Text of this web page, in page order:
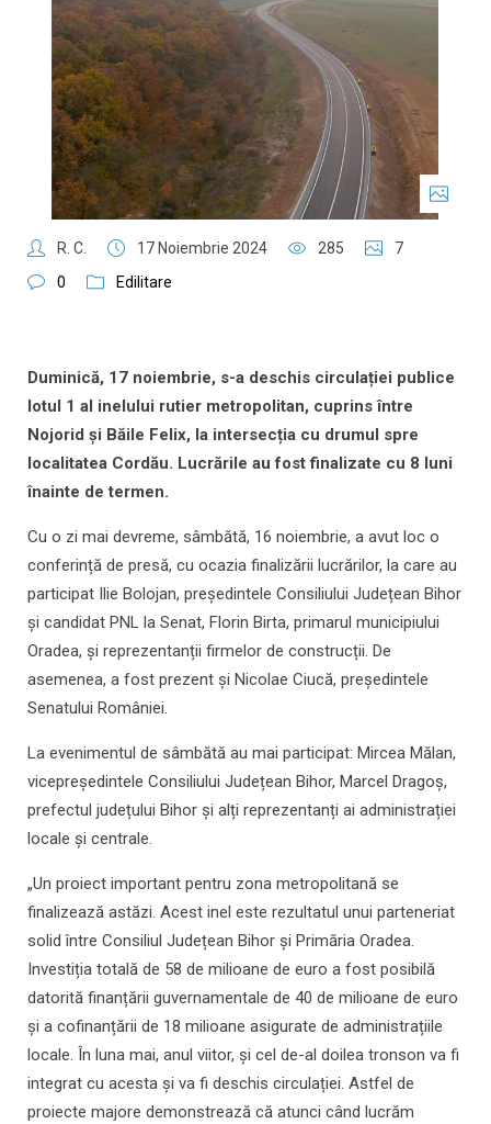
R. C. 17 Noiembrie 2024 285
7
0
Edilitare
Duminică, 17 noiembrie, s-a deschis circulației publice
lotul 1 al inelului rutier metropolitan, cuprins între
Nojorid și Băile Felix, la intersecția cu drumul spre
localitatea Cordău. Lucrările au fost finalizate cu 8 luni
înainte de termen.
Cu o zi mai devreme, sâmbătă, 16 noiembrie, a avut loc o
conferință de presă, cu ocazia finalizării lucrărilor, la care au
participat Ilie Bolojan, președintele Consiliului Județean Bihor
și candidat PNL la Senat, Florin Birta, primarul municipiului
Oradea, și reprezentanții firmelor de construcții. De
asemenea, a fost prezent și Nicolae Ciucă, președintele
Senatului României.
La evenimentul de sâmbătă au mai participat: Mircea Mălan,
vicepreședintele Consiliului Județean Bihor, Marcel Dragoș,
prefectul județului Bihor și alți reprezentanți ai administrației
locale și centrale.
„Un proiect important pentru zona metropolitană se
finalizează astăzi. Acest inel este rezultatul unui parteneriat
solid între Consiliul Județean Bihor și Primăria Oradea.
Investiția totală de 58 de milioane de euro a fost posibilă
datorită finanțării guvernamentale de 40 de milioane de euro
și a cofinanțării de 18 milioane asigurate de administrațiile
locale. În luna mai, anul viitor, și cel de-al doilea tronson va fi
integrat cu acesta și va fi deschis circulației. Astfel de
proiecte majore demonstrează că atunci când lucrăm